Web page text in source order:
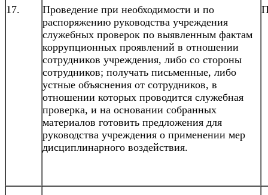
17.
Проведение при необходимости и по
распоряжению руководства учреждения
служебных проверок по выявленным фактам
коррупционных проявлений в отношении
сотрудников учреждения, либо со стороны
сотрудников; получать письменные, либо
устные объяснения от сотрудников, в
отношении которых проводится служебная
проверка, и на основании собранных
материалов готовить предложения для
руководства учреждения о применении мер
дисциплинарного воздействия.